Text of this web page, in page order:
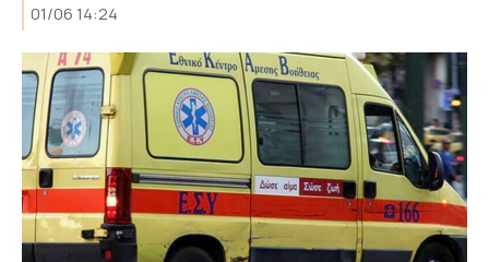
01/06 14:24